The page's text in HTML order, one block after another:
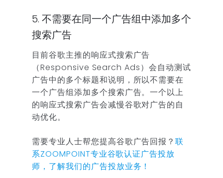
5. 不需要在同一个广告组中添加多个
搜索广告
目前谷歌主推的响应式搜索广告
（Responsive Search Ads）会自动测试
广告中的多个标题和说明，所以不需要在
一个广告组添加多个搜索广告。一个以上
的响应式搜索广告会减慢谷歌对广告的自
动优化。
需要专业人士帮您提高谷歌广告回报？联
系ZOOMPOINT专业谷歌认证广告投放
师，了解我们的广告投放业务！